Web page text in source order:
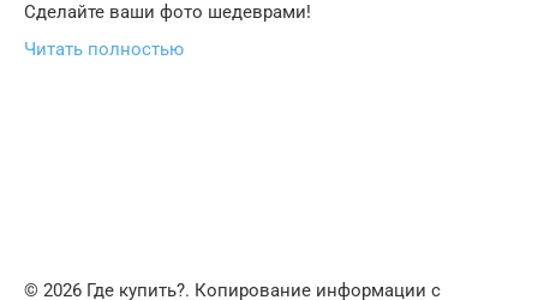
Сделайте ваши фото шедеврами!
Читать полностью
© 2026 Где купить?. Копирование информации с